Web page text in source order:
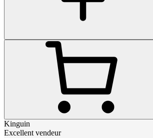
Kinguin
Excellent vendeur